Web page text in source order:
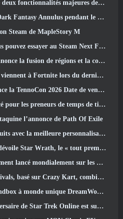
de guerre de factions dans la mise à jour Realm Divided Part II
Annulus pendant le prochain festival Steam
Steam de MapleStory M
essayer au Steam Next Fest
de régions et la consolidation de serveurs
lors du dernier événement de collaboration
2026 Date de vente des billets
de temps de tir à la troisième personne
l’annonce de Path Of Exile
meilleure personnalisation des personnages
le « tout premier jeu d’action et d’extraction spatiale »
mondialement sur les appareils Android
les choses que vous ne saviez probablement pas que vous vouliez combiner
DreamWorld arrive sur Steam en accès anticipé
est supprimé dans le cadre de la mise à jour « Corruption »